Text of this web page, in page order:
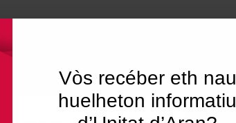
Vòs recéber eth nau
huelheton informatiu